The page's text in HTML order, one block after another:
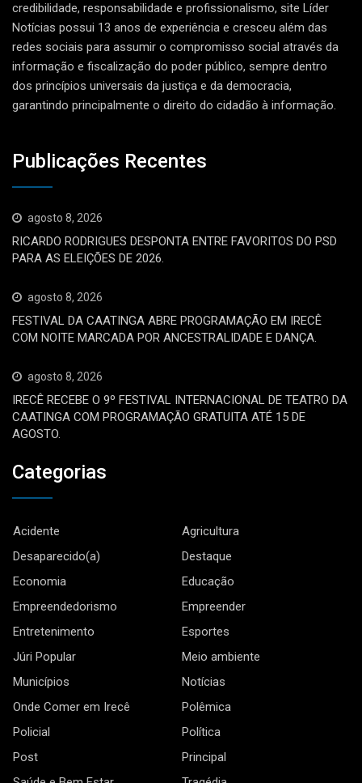
credibilidade, responsabilidade e profissionalismo, site Líder
Notícias possui 13 anos de experiência e cresceu além das
redes sociais para assumir o compromisso social através da
informação e fiscalização do poder público, sempre dentro
dos princípios universais da justiça e da democracia,
garantindo principalmente o direito do cidadão à informação.
Publicações Recentes
agosto 8, 2026
RICARDO RODRIGUES DESPONTA ENTRE FAVORITOS DO PSD
PARA AS ELEIÇÕES DE 2026.
agosto 8, 2026
FESTIVAL DA CAATINGA ABRE PROGRAMAÇÃO EM IRECÊ
COM NOITE MARCADA POR ANCESTRALIDADE E DANÇA.
agosto 8, 2026
IRECÊ RECEBE O 9º FESTIVAL INTERNACIONAL DE TEATRO DA
CAATINGA COM PROGRAMAÇÃO GRATUITA ATÉ 15 DE
AGOSTO.
Categorias
Acidente
Agricultura
Desaparecido(a)
Destaque
Economia
Educação
Empreendedorismo
Empreender
Entretenimento
Esportes
Júri Popular
Meio ambiente
Municípios
Notícias
Onde Comer em Irecê
Polêmica
Policial
Política
Post
Principal